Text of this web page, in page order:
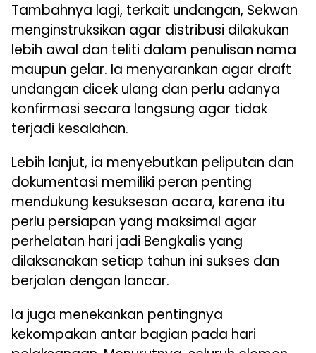
Tambahnya lagi, terkait undangan, Sekwan
menginstruksikan agar distribusi dilakukan
lebih awal dan teliti dalam penulisan nama
maupun gelar. Ia menyarankan agar draft
undangan dicek ulang dan perlu adanya
konfirmasi secara langsung agar tidak
terjadi kesalahan.
Lebih lanjut, ia menyebutkan peliputan dan
dokumentasi memiliki peran penting
mendukung kesuksesan acara, karena itu
perlu persiapan yang maksimal agar
perhelatan hari jadi Bengkalis yang
dilaksanakan setiap tahun ini sukses dan
berjalan dengan lancar.
Ia juga menekankan pentingnya
kekompakan antar bagian pada hari